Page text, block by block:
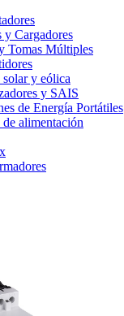
y Cargadores
Tomas Múltiples
y eólica
y SAIS
de Energía Portátiles
de alimentación